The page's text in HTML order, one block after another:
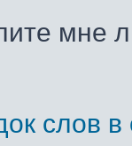
мне
слов в